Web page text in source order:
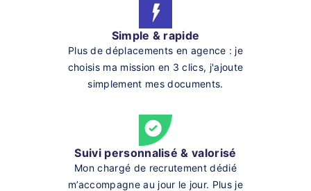
Simple & rapide
Plus de déplacements en agence : je
choisis ma mission en 3 clics, j'ajoute
simplement mes documents.
Suivi personnalisé & valorisé
Mon chargé de recrutement dédié
m’accompagne au jour le jour. Plus je